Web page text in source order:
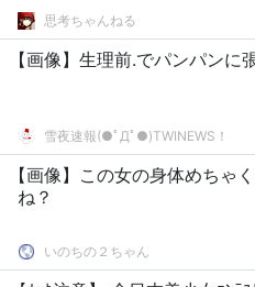
思考ちゃんねる
【画像】生理前.でパンパンに
雪夜速報(●ﾟДﾟ●)TWINEWS！
【画像】この女の身体めちゃ
ね？
いのちの２ちゃん